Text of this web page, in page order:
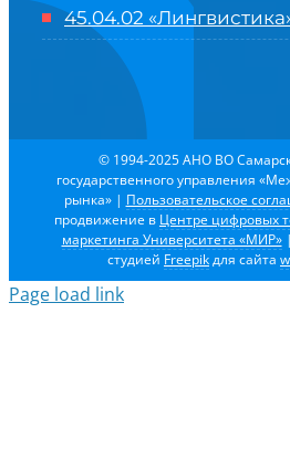
45.04.02
© 1994-2025 АНО ВО
государственного управления
рынка» | Пользовательское
продвижение в Центре цифровых
маркетинга Университета «МИР»|
студией Freepikдля сайта
Page load link